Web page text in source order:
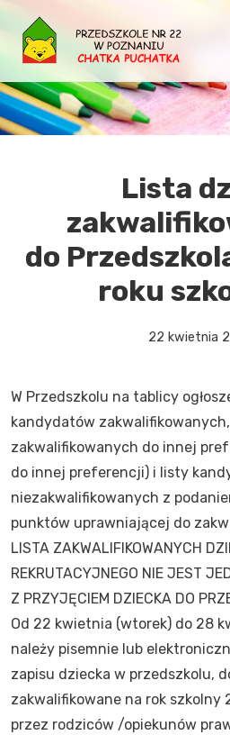
Lista
do
roku
22 kwietnia
W Przedszkolu na tablicy
kandydatów
zakwalifikowanych do innej
do innej preferencji) i listy
niezakwalifikowanych z
punktów uprawniającej do
LISTA ZAKWALIFIKOWANYCH
REKRUTACYJNEGO NIE JEST
Z PRZYJĘCIEM DZIECKA DO
Od 22 kwietnia (wtorek) do 28
należy pisemnie lub
zapisu dziecka w przedszkolu,
zakwalifikowane na rok szkolny
przez rodziców /opiekunów